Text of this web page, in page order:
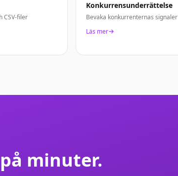
CSV-filer
Konkurrensunderrättelse
Bevaka konkurrenternas signaler
Läs mer
minuter.